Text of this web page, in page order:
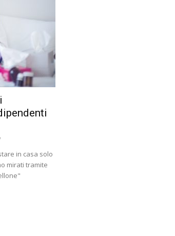
in casa solo
mirati tramite